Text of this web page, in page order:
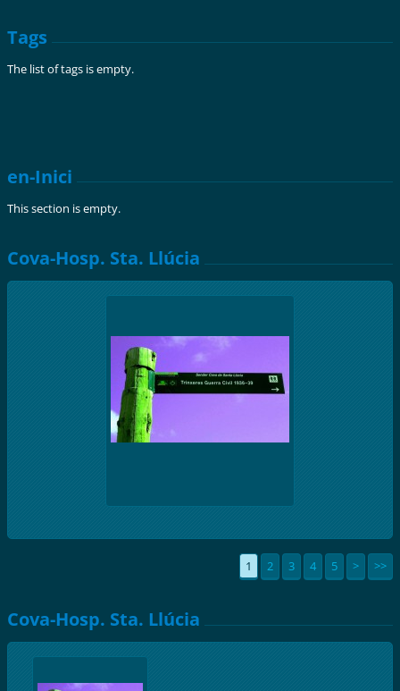
Tags
The list of tags is empty.
en-Inici
This section is empty.
Cova-Hosp. Sta. Llúcia
1 2 3 4 5 > >>
Cova-Hosp. Sta. Llúcia